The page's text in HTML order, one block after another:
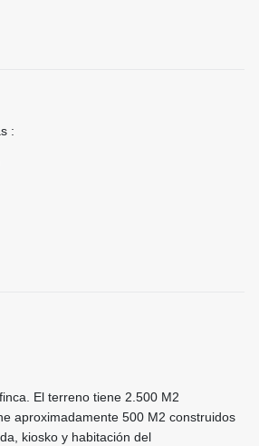
:
El terreno tiene 2.500 M2
aproximadamente 500 M2 construidos
kiosko y habitación del